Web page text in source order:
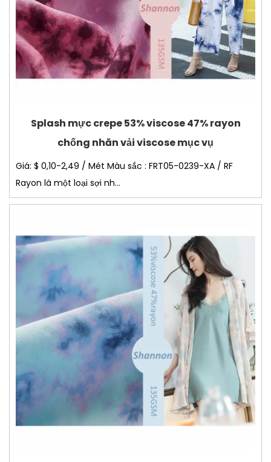
Splash mực crepe 53% viscose 47% rayon
chống nhăn vải viscose mục vụ
Giá: $ 0,10-2,49 / Mét Màu sắc : FRT05-0239-XA / RF
Rayon là một loại sợi nh...